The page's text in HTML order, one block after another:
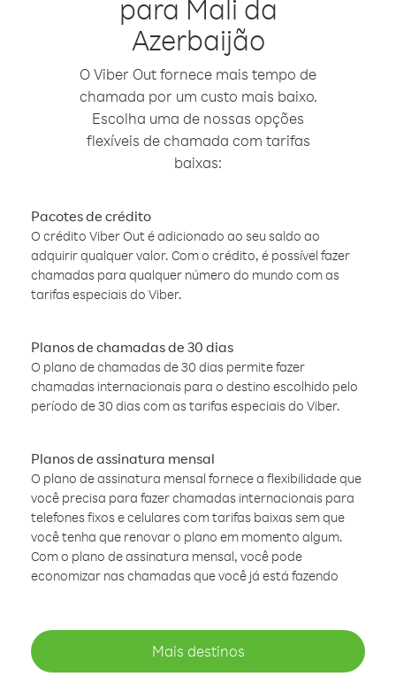
para Mali da
Azerbaijão
O Viber Out fornece mais tempo de
chamada por um custo mais baixo.
Escolha uma de nossas opções
flexíveis de chamada com tarifas
baixas:
Pacotes de crédito
O crédito Viber Out é adicionado ao seu saldo ao
adquirir qualquer valor. Com o crédito, é possível fazer
chamadas para qualquer número do mundo com as
tarifas especiais do Viber.
Planos de chamadas de 30 dias
O plano de chamadas de 30 dias permite fazer
chamadas internacionais para o destino escolhido pelo
período de 30 dias com as tarifas especiais do Viber.
Planos de assinatura mensal
O plano de assinatura mensal fornece a flexibilidade que
você precisa para fazer chamadas internacionais para
telefones fixos e celulares com tarifas baixas sem que
você tenha que renovar o plano em momento algum.
Com o plano de assinatura mensal, você pode
economizar nas chamadas que você já está fazendo
Mais destinos